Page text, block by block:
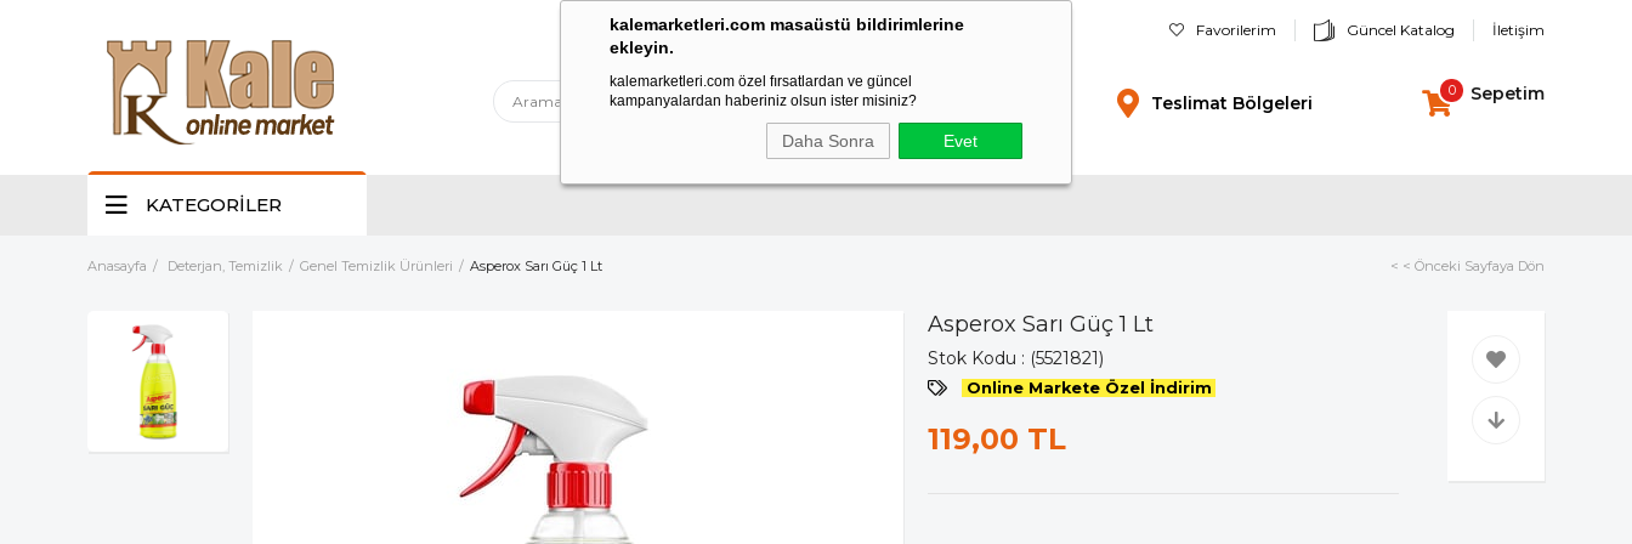
kalemarketleri.com masaüstü bildirimlerine
ekleyin.
kalemarketleri.com özel fırsatlardan ve güncel
kampanyalardan haberiniz olsun ister misiniz?
Daha Sonra Evet
Favorilerim Güncel Katalog İletişim
Sepetim
0
Teslimat Bölgeleri
KATEGORİLER
Anasayfa Deterjan, Temizlik Genel Temizlik Ürünleri Asperox Sarı Güç 1 Lt < < Önceki Sayfaya Dön
Asperox Sarı Güç 1 Lt
Stok Kodu (5521821)
Online Markete Özel İndirim
119,00 TL